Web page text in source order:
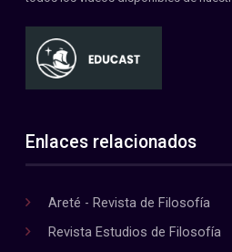
Enlaces relacionados
Areté - Revista de Filosofía
Revista Estudios de Filosofía